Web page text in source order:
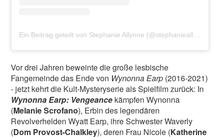
Vor drei Jahren beweinte die große lesbische
Fangemeinde das Ende von Wynonna Earp (2016-2021)
- jetzt kehrt die Kult-Mysteryserie als Spielfilm zurück: In
Wynonna Earp: Vengeance kämpfen Wynonna
(Melanie Scrofano), Erbin des legendären
Revolverhelden Wyatt Earp, ihre Schwester Waverly
(Dom Provost-Chalkley), deren Frau Nicole (Katherine